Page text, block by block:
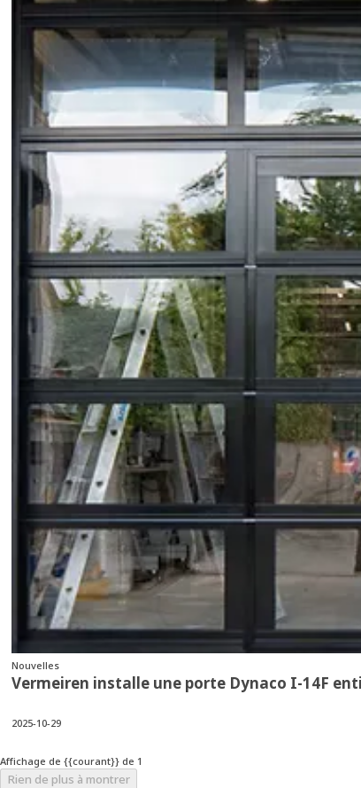
Nouvelles
Vermeiren installe une porte Dynaco I-14F
2025-10-29
Affichage de {{courant}} de 1
Rien de plus à montrer